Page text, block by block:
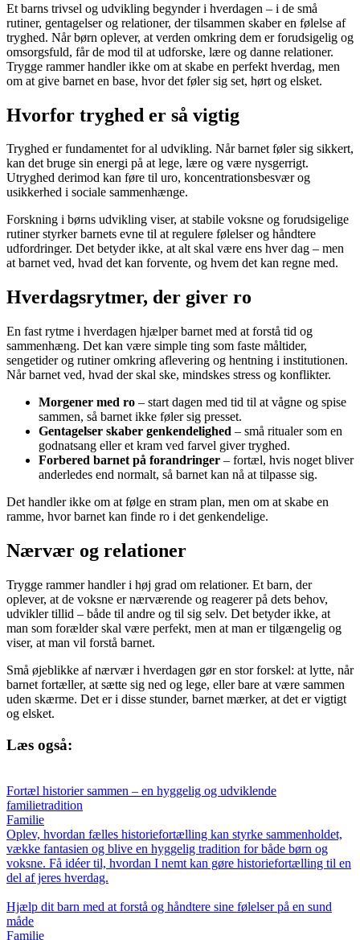
Et barns trivsel og udvikling begynder i hverdagen – i de små
rutiner, gentagelser og relationer, der tilsammen skaber en følelse af
tryghed. Når børn oplever, at verden omkring dem er forudsigelig og
omsorgsfuld, får de mod til at udforske, lære og danne relationer.
Trygge rammer handler ikke om at skabe en perfekt hverdag, men
om at give barnet en base, hvor det føler sig set, hørt og elsket.
Hvorfor tryghed er så vigtig
Tryghed er fundamentet for al udvikling. Når barnet føler sig sikkert,
kan det bruge sin energi på at lege, lære og være nysgerrigt.
Utryghed derimod kan føre til uro, koncentrationsbesvær og
usikkerhed i sociale sammenhænge.
Forskning i børns udvikling viser, at stabile voksne og forudsigelige
rutiner styrker barnets evne til at regulere følelser og håndtere
udfordringer. Det betyder ikke, at alt skal være ens hver dag – men
at barnet ved, hvad det kan forvente, og hvem det kan regne med.
Hverdagsrytmer, der giver ro
En fast rytme i hverdagen hjælper barnet med at forstå tid og
sammenhæng. Det kan være simple ting som faste måltider,
sengetider og rutiner omkring aflevering og hentning i institutionen.
Når barnet ved, hvad der skal ske, mindskes stress og konflikter.
Morgener med ro – start dagen med tid til at vågne og spise
sammen, så barnet ikke føler sig presset.
Gentagelser skaber genkendelighed – små ritualer som en
godnatsang eller et kram ved farvel giver tryghed.
Forbered barnet på forandringer – fortæl, hvis noget bliver
anderledes end normalt, så barnet kan nå at tilpasse sig.
Det handler ikke om at følge en stram plan, men om at skabe en
ramme, hvor barnet kan finde ro i det genkendelige.
Nærvær og relationer
Trygge rammer handler i høj grad om relationer. Et barn, der
oplever, at de voksne er nærværende og reagerer på dets behov,
udvikler tillid – både til andre og til sig selv. Det betyder ikke, at
man som forælder skal være perfekt, men at man er tilgængelig og
viser, at man vil forstå barnet.
Små øjeblikke af nærvær i hverdagen gør en stor forskel: at lytte, når
barnet fortæller, at sætte sig ned og lege, eller bare at være sammen
uden skærme. Det er i disse stunder, barnet mærker, at det er vigtigt
og elsket.
Læs også:
Fortæl historier sammen – en hyggelig og udviklende
familietradition
Familie
Oplev, hvordan fælles historiefortælling kan styrke sammenholdet,
vække fantasien og blive en hyggelig tradition for både børn og
voksne. Få idéer til, hvordan I nemt kan gøre historiefortælling til en
del af jeres hverdag.
Hjælp dit barn med at forstå og håndtere sine følelser på en sund
måde
Familie